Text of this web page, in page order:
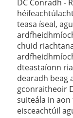
DC Conradh -
teasa íseal,
chuid
dteastaíonn
dearadh beag
gconraitheoir
suiteála in
eisceachtúil